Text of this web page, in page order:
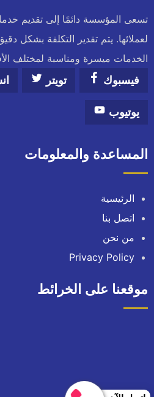
تسعى المؤسسة دائمًا إلى تقديم
لعملائها. يتم تقدير التكلفة بشكل
الخدمات ميسرة ومناسبة لمختلف
فيسبوك
تويتر
يوتيوب
المساعدة والمعلومات
الرئيسية
اتصل بنا
من نحن
Privacy Policy
موقعنا على الخرائط